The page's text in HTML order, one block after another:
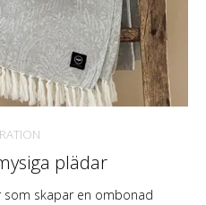
plädar
som skapar en ombonad